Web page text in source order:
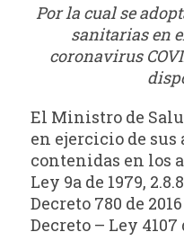
Por la cual se
sanitarias en
coronavirus
El Ministro de
en ejercicio de
contenidas en los
Ley 9a de 1979,
Decreto 780 de
Decreto – Ley 4107